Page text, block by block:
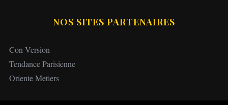
NOS SITES PARTENAIRES
Con Version
Tendance Parisienne
Oriente Metiers